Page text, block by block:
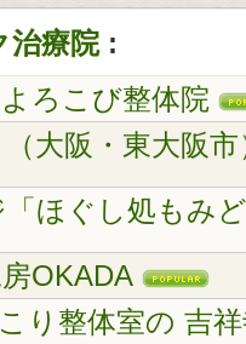
治療院:
ろこび整体院
大阪・東大阪
「ほぐし処もみ
OKADA
り整体室の 吉